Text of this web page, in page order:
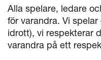
Alla spelare, ledare
för varandra. Vi
idrott), vi respekterar
varandra på ett